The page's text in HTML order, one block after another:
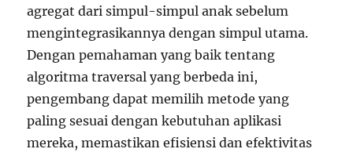
agregat dari simpul-simpul anak sebelum
mengintegrasikannya dengan simpul utama.
Dengan pemahaman yang baik tentang
algoritma traversal yang berbeda ini,
pengembang dapat memilih metode yang
paling sesuai dengan kebutuhan aplikasi
mereka, memastikan efisiensi dan efektivitas